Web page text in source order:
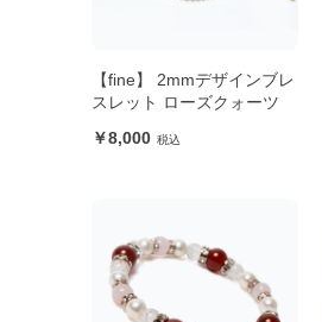
【fine】 2mmデザインブレ
スレット ローズクォーツ
8,000